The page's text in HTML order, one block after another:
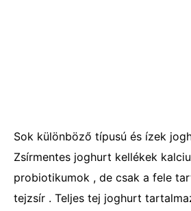
Sok különböző típusú és ízek
Zsírmentes joghurt kellékek
probiotikumok , de csak a fele
tejzsír . Teljes tej joghurt